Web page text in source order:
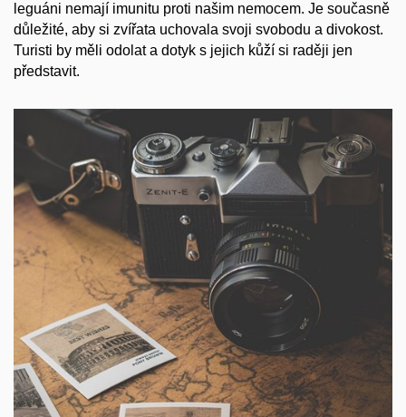
leguáni nemají imunitu proti našim nemocem. Je současně
důležité, aby si zvířata uchovala svoji svobodu a divokost.
Turisti by měli odolat a dotyk s jejich kůží si raději jen
představit.